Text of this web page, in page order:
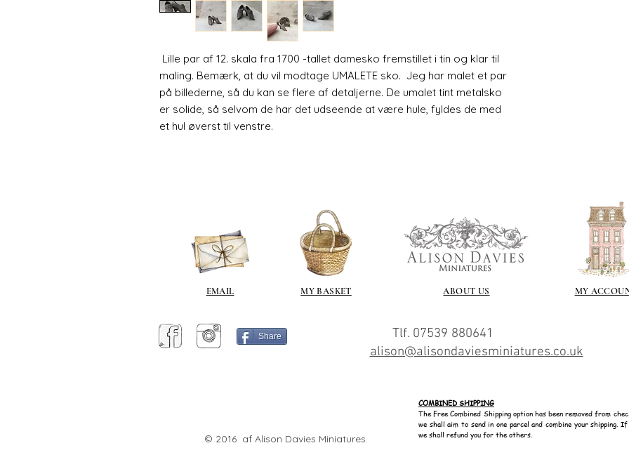
Lille par af 12. skala fra 1700 -tallet damesko fremstillet i tin og klar til
maling. Bemærk, at du vil modtage UMALETE sko. Jeg har malet et par
på billederne, så du kan se flere af detaljerne. De umalet tint metalsko
er solide, så selvom de har det udseende at være hule, fyldes de med
et hul øverst til venstre.
EMAIL MY BASKET ABOUT US MY
Share
Tlf. 07539 880641
alison@alisondaviesminiatures.co.uk
© 2016 af Alison Davies Miniatures.
COMBINED SHIPPING
The Free Combined Shipping option has been removed from
we shall aim to send in one parcel and combine your shipping.
we shall refund you for the others.